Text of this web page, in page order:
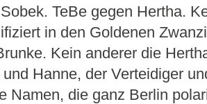
TeBe gegen Hertha.
in den Goldenen
Kein anderer die
Hanne, der Verteidiger
Namen, die ganz Berlin